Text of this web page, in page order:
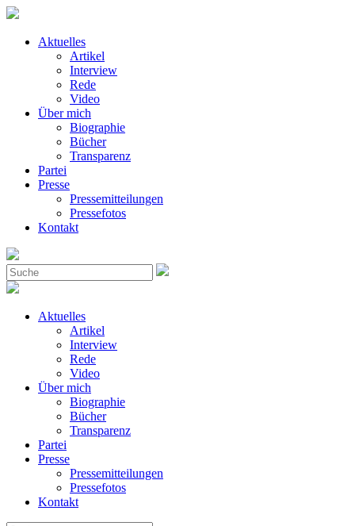
Aktuelles
Artikel
Interview
Rede
Video
Über mich
Biographie
Bücher
Transparenz
Partei
Presse
Pressemitteilungen
Pressefotos
Kontakt
Aktuelles
Artikel
Interview
Rede
Video
Über mich
Biographie
Bücher
Transparenz
Partei
Presse
Pressemitteilungen
Pressefotos
Kontakt